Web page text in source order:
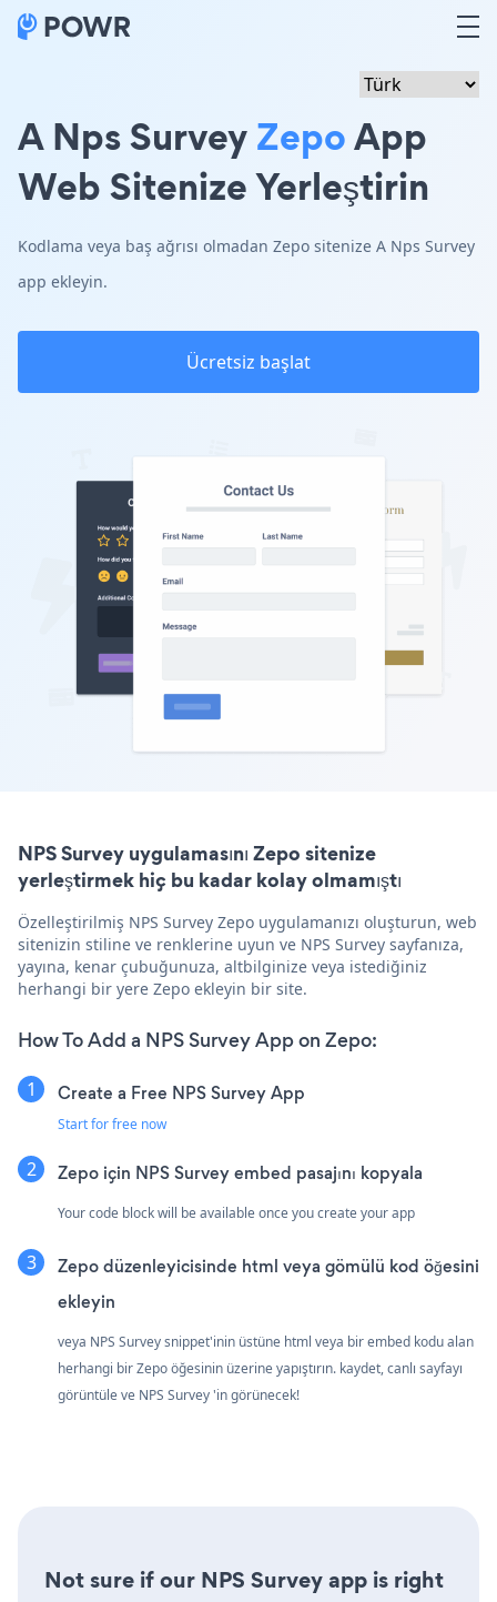
A Nps SurveyZepoApp
Web Sitenize Yerleştirin
Kodlama veya baş ağrısı olmadan Zepo sitenize A Nps Survey
app ekleyin.
Ücretsiz başlat
NPS Survey uygulamasını Zepo sitenize
yerleştirmek hiç bu kadar kolay olmamıştı
Özelleştirilmiş NPS Survey Zepo uygulamanızı oluşturun, web
sitenizin stiline ve renklerine uyun ve NPS Survey sayfanıza,
yayına, kenar çubuğunuza, altbilginize veya istediğiniz
herhangi bir yere Zepo ekleyin bir site.
How To Add a NPS Survey App on Zepo:
Create a Free NPS Survey App
Start for free now
Zepo için NPS Survey embed pasajını kopyala
Your code block will be available once you create your app
Zepo düzenleyicisinde html veya gömülü kod öğesini
ekleyin
veya NPS Survey snippet'inin üstüne html veya bir embed kodu alan
herhangi bir Zepo öğesinin üzerine yapıştırın. kaydet, canlı sayfayı
görüntüle ve NPS Survey 'in görünecek!
Not sure if our NPS Survey app is right